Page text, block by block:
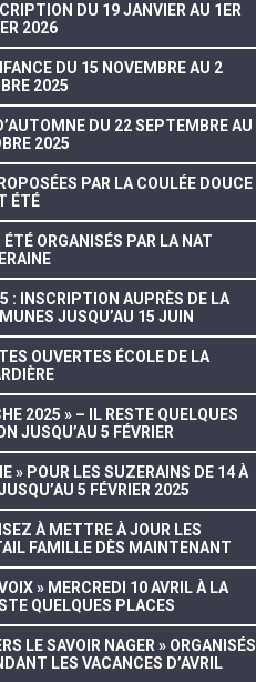
DU 19 JANVIER AU 1ER
2026
DU 15 NOVEMBRE AU 2
2025
DU 22 SEPTEMBRE AU
2025
PAR LA COULÉE DOUCE
ÉTÉ
ORGANISÉS PAR LA NAT
: INSCRIPTION AUPRÈS DE LA
JUSQU’AU 15 JUIN
OUVERTES ÉCOLE DE LA
2025 » – IL RESTE QUELQUES
JUSQU’AU 5 FÉVRIER
» POUR LES SUZERAINS DE 14 À
5 FÉVRIER 2025
À METTRE À JOUR LES
FAMILLE DÈS MAINTENANT
» MERCREDI 10 AVRIL À LA
QUELQUES PLACES
LE SAVOIR NAGER » ORGANISÉS
LES VACANCES D’AVRIL